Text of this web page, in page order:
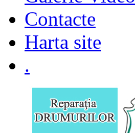
Contacte
Harta site
.